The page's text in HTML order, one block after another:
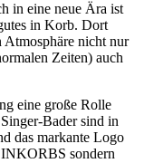
in eine neue Ära ist
in Korb. Dort
Atmosphäre nicht nur
Zeiten) auch
eine große Rolle
Bader sind in
das markante Logo
sondern